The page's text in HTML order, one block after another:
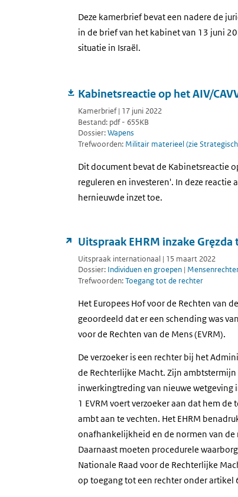
Deze kamerbrief bevat een nadere de
in de brief van het kabinet van 13 juni
situatie in Israël.
Kabinetsreactie op het AIV/
Kamerbrief | 17 juni 2022
Bestand: pdf - 655KB
Dossier:Wapens
Trefwoorden: Militair materieel (zie
Dit document bevat de Kabinetsreactie
reguleren en investeren'. In deze
hernieuwde inzet toe.
Uitspraak EHRM inzake
Uitspraak internationaal | 15 maart 2022
Dossier: Individuen en groepen |
Trefwoorden:Toegang tot de rechter
Het Europees Hof voor de Rechten van
geoordeeld dat er een schending was
voor de Rechten van de Mens (EVRM).
De verzoeker is een rechter bij het
de Rechterlijke Macht. Zijn
inwerkingtreding van nieuwe
1 EVRM voert verzoeker aan dat hem
ambt aan te vechten. Het EHRM
onafhankelijkheid en de normen van de
Daarnaast moeten procedurele
Nationale Raad voor de Rechterlijke
op toegang tot een rechter onder artikel